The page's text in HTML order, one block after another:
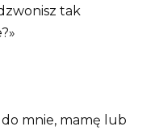
tak
mnie, mamę lub